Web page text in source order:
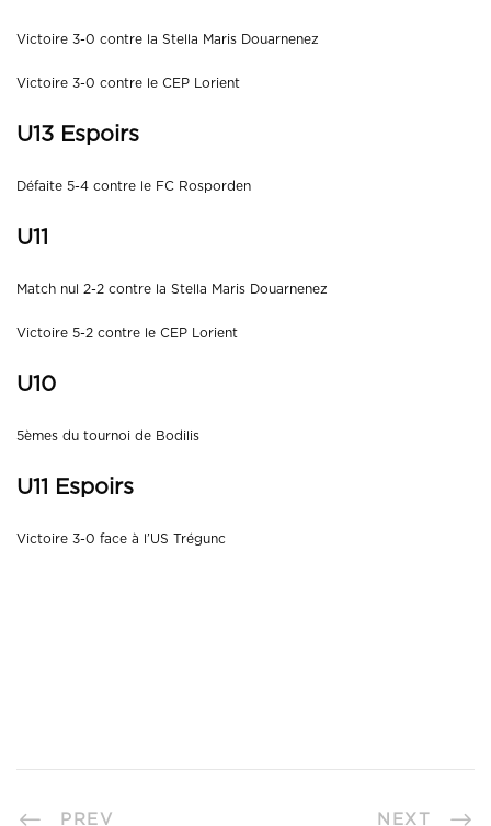
Victoire 3-0 contre la Stella Maris Douarnenez
Victoire 3-0 contre le CEP Lorient
U13 Espoirs
Défaite 5-4 contre le FC Rosporden
U11
Match nul 2-2 contre la Stella Maris Douarnenez
Victoire 5-2 contre le CEP Lorient
U10
5èmes du tournoi de Bodilis
U11 Espoirs
Victoire 3-0 face à l’US Trégunc
PREV NEXT